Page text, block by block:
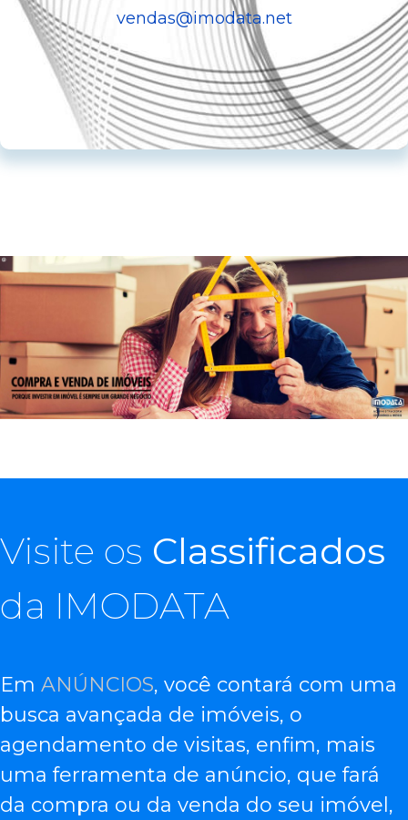
vendas@imodata.net
Visite os Classificados
da IMODATA
Em ANÚNCIOS, você contará com uma
busca avançada de imóveis, o
agendamento de visitas, enfim, mais
uma ferramenta de anúncio, que fará
da compra ou da venda do seu imóvel,